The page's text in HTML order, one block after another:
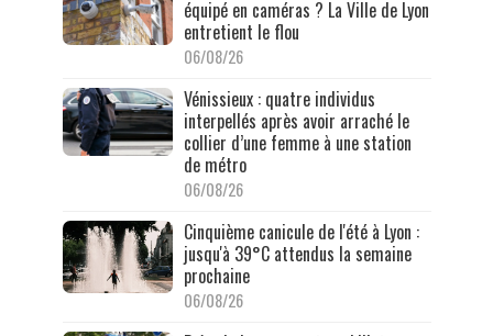
équipé en caméras ? La Ville de Lyon
entretient le flou
06/08/26
Vénissieux : quatre individus
interpellés après avoir arraché le
collier d’une femme à une station
de métro
06/08/26
Cinquième canicule de l'été à Lyon :
jusqu'à 39°C attendus la semaine
prochaine
06/08/26